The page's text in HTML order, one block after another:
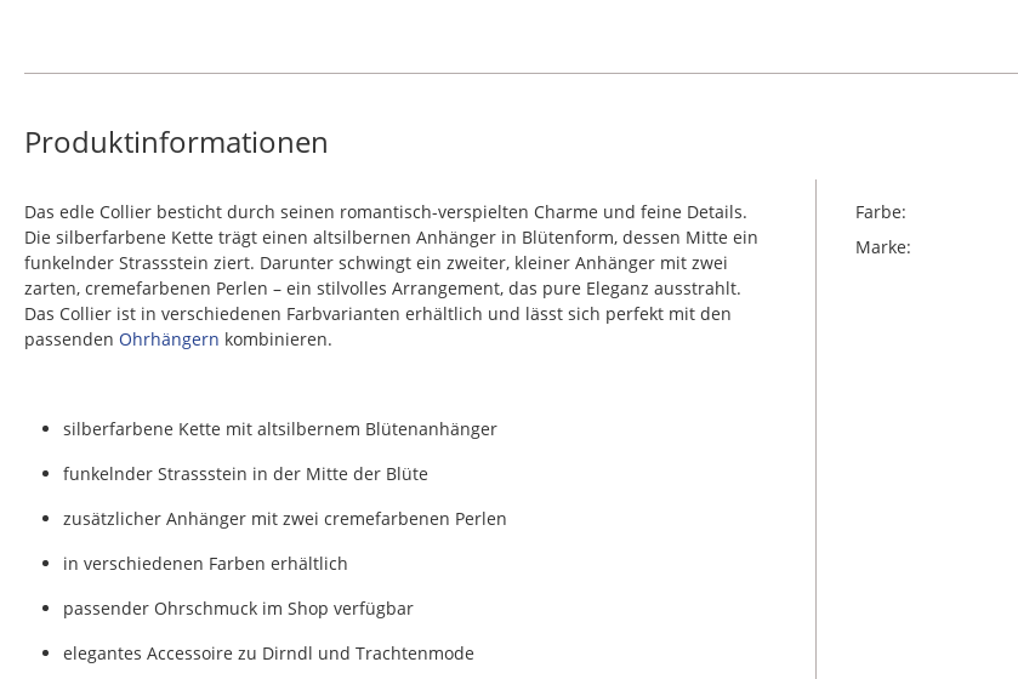
Produktinformationen
Das edle Collier besticht durch seinen romantisch-verspielten Charme und feine Details.
Die silberfarbene Kette trägt einen altsilbernen Anhänger in Blütenform, dessen Mitte ein
funkelnder Strassstein ziert. Darunter schwingt ein zweiter, kleiner Anhänger mit zwei
zarten, cremefarbenen Perlen – ein stilvolles Arrangement, das pure Eleganz ausstrahlt.
Das Collier ist in verschiedenen Farbvarianten erhältlich und lässt sich perfekt mit den
passenden Ohrhängern kombinieren.
silberfarbene Kette mit altsilbernem Blütenanhänger
funkelnder Strassstein in der Mitte der Blüte
zusätzlicher Anhänger mit zwei cremefarbenen Perlen
in verschiedenen Farben erhältlich
passender Ohrschmuck im Shop verfügbar
elegantes Accessoire zu Dirndl und Trachtenmode
Farbe:
Marke: